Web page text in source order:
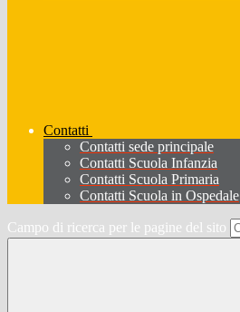
Contatti
Contatti sede principale
Contatti Scuola Infanzia
Contatti Scuola Primaria
Contatti Scuola in Ospedale
Campo di ricerca per le pagine del sito